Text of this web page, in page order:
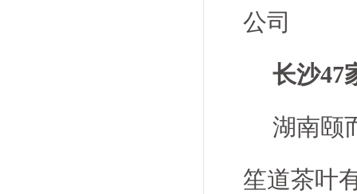
公司
长沙47
湖南颐
笙道茶叶